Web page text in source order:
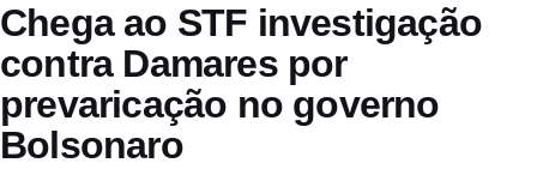
Chega ao STF investigação
contra Damares por
prevaricação no governo
Bolsonaro